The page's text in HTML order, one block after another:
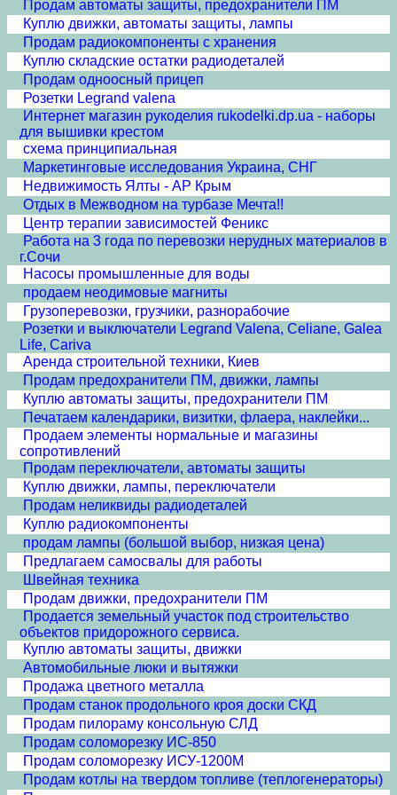
Продам автоматы защиты, предохранители ПМ
Куплю движки, автоматы защиты, лампы
Продам радиокомпоненты с хранения
Куплю складские остатки радиодеталей
Продам одноосный прицеп
Розетки Legrand valena
Интернет магазин рукоделия rukodelki.dp.ua - наборы
для вышивки крестом
схема принципиальная
Маркетинговые исследования Украина, СНГ
Недвижимость Ялты - АР Крым
Отдых в Межводном на турбазе Мечта!!
Центр терапии зависимостей Феникс
Работа на 3 года по перевозки нерудных материалов в
г.Сочи
Насосы промышленные для воды
продаем неодимовые магниты
Грузоперевозки, грузчики, разнорабочие
Розетки и выключатели Legrand Valena, Celiane, Galea
Life, Cariva
Аренда строительной техники, Киев
Продам предохранители ПМ, движки, лампы
Куплю автоматы защиты, предохранители ПМ
Печатаем календарики, визитки, флаера, наклейки...
Продаем элементы нормальные и магазины
сопротивлений
Продам переключатели, автоматы защиты
Куплю движки, лампы, переключатели
Продам неликвиды радиодеталей
Куплю радиокомпоненты
продам лампы (большой выбор, низкая цена)
Предлагаем самосвалы для работы
Швейная техника
Продам движки, предохранители ПМ
Продается земельный участок под строительство
объектов придорожного сервиса.
Куплю автоматы защиты, движки
Автомобильные люки и вытяжки
Продажа цветного металла
Продам станок продольного кроя доски СКД
Продам пилораму консольную СЛД
Продам соломорезку ИС-850
Продам соломорезку ИСУ-1200М
Продам котлы на твердом топливе (теплогенераторы)